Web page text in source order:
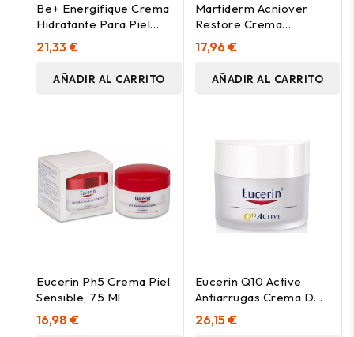
Be+ Energifique Crema
Hidratante Para Piel
Intolerante 40Ml
21,33 €
AÑADIR AL CARRITO
Martiderm Acniover
Restore Crema
Restauradora, 40 Ml
17,96 €
AÑADIR AL CARRITO
Eucerin Ph5 Crema Piel
Sensible, 75 Ml
16,98 €
Eucerin Q10 Active
Antiarrugas Crema De
Día Para La Piel Seca,
50 Ml
26,15 €